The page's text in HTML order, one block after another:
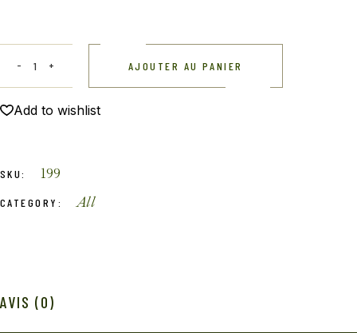
AJOUTER AU PANIER
Add to wishlist
SKU: 199
CATEGORY: All
AVIS (0)